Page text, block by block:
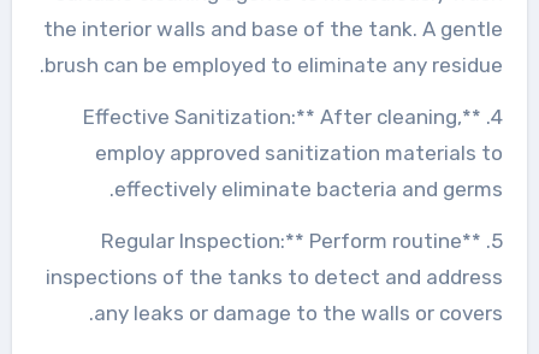
the interior walls and base of the tank. A gentle
brush can be employed to eliminate any residue.
4. **Effective Sanitization:** After cleaning,
employ approved sanitization materials to
effectively eliminate bacteria and germs.
5. **Regular Inspection:** Perform routine
inspections of the tanks to detect and address
any leaks or damage to the walls or covers.